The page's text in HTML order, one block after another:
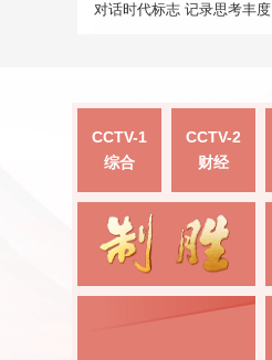
对话时代标志 记录思考丰度
CCTV-1
综合
CCTV-2
财经